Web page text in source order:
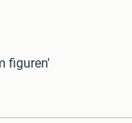
figuren'